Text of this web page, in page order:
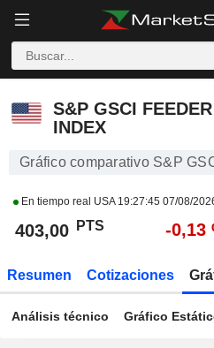
S&P GSCI
INDEX
Gráfico comparativo S&P
En tiempo real USA 19:27:45 07/08/
403,00 PTS -0,13
Resumen Cotizaciones
Análisis técnico Gráfico